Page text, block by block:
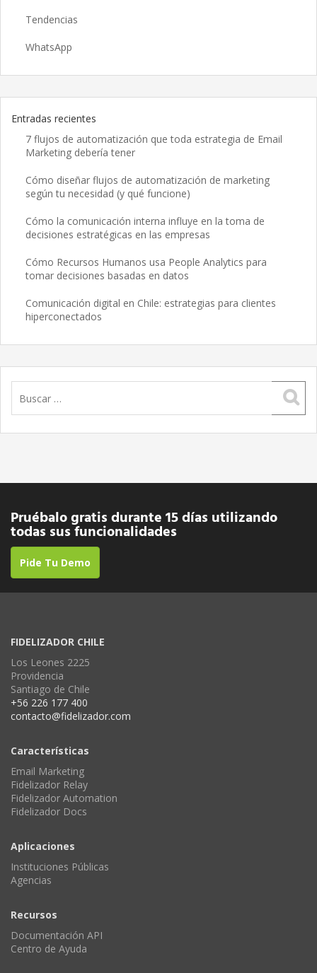
Tendencias
WhatsApp
Entradas recientes
7 flujos de automatización que toda estrategia de Email
Marketing debería tener
Cómo diseñar flujos de automatización de marketing
según tu necesidad (y qué funcione)
Cómo la comunicación interna influye en la toma de
decisiones estratégicas en las empresas
Cómo Recursos Humanos usa People Analytics para
tomar decisiones basadas en datos
Comunicación digital en Chile: estrategias para clientes
hiperconectados
Pruébalo gratis durante 15 días utilizando
todas sus funcionalidades
Pide Tu Demo
FIDELIZADOR CHILE
Los Leones 2225
Providencia
Santiago de Chile
+56 226 177 400
contacto@fidelizador.com
Características
Email Marketing
Fidelizador Relay
Fidelizador Automation
Fidelizador Docs
Aplicaciones
Instituciones Públicas
Agencias
Recursos
Documentación API
Centro de Ayuda